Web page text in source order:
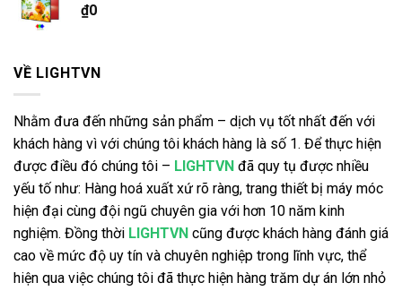
₫0
VỀ LIGHTVN
Nhằm đưa đến những sản phẩm – dịch vụ tốt nhất đến với
khách hàng vì với chúng tôi khách hàng là số 1. Để thực hiện
được điều đó chúng tôi – LIGHTVN đã quy tụ được nhiều
yếu tố như: Hàng hoá xuất xứ rõ ràng, trang thiết bị máy móc
hiện đại cùng đội ngũ chuyên gia với hơn 10 năm kinh
nghiệm. Đồng thời LIGHTVN cũng được khách hàng đánh giá
cao về mức độ uy tín và chuyên nghiệp trong lĩnh vực, thể
hiện qua việc chúng tôi đã thực hiện hàng trăm dự án lớn nhỏ